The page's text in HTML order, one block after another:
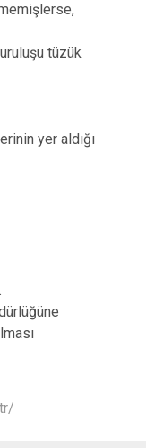
tüzük
yer aldığı